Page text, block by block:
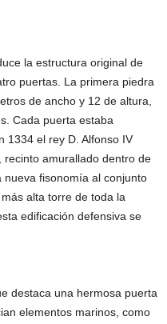
la estructura original de
puertas. La primera piedra
de ancho y 12 de altura,
Cada puerta estaba
1334 el rey D. Alfonso IV
recinto amurallado dentro de
nueva fisonomía al conjunto
alta torre de toda la
edificación defensiva se
destaca una hermosa puerta
elementos marinos, como